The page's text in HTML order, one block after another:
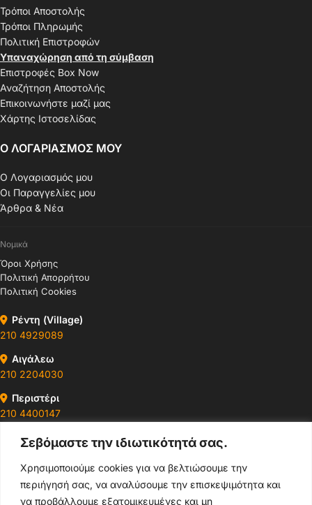
Σεβόμαστε την ιδιωτικότητά σας.
Χρησιμοποιούμε cookies για να βελτιώσουμε την
περιήγησή σας, να αναλύσουμε την επισκεψιμότητα και
να προβάλλουμε εξατομικευμένες και μη
Τρόποι Αποστολής
Τρόποι Πληρωμής
Πολιτική Επιστροφών
Υπαναχώρηση από τη σύμβαση
Επιστροφές Box Now
Αναζήτηση Αποστολής
Επικοινωνήστε μαζί μας
Χάρτης Ιστοσελίδας
Ο ΛΟΓΑΡΙΑΣΜΟΣ ΜΟΥ
Ο Λογαριασμός μου
Οι Παραγγελίες μου
Άρθρα & Νέα
Νομικά
Όροι Χρήσης
Πολιτική Απορρήτου
Πολιτική Cookies
Ρέντη (Village)
210 4929089
Αιγάλεω
210 2204030
Περιστέρι
210 4400147
Ωράρια & Διευθύνσεις →
210 4929089